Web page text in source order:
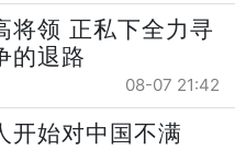
将领 正私下全力寻
的退路
08-07 21:42
开始对中国不满